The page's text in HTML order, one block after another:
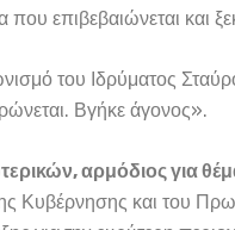
που επιβεβαιώνεται και
του Ιδρύματος
Βγήκε άγονος».
αρμόδιος για
Κυβέρνησης και του